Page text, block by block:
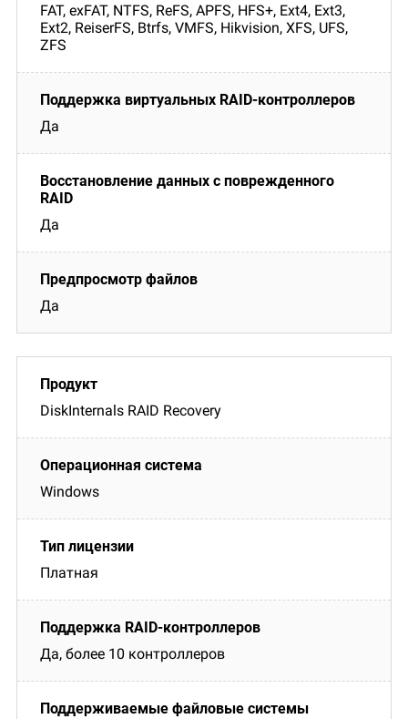
FAT, exFAT, NTFS, ReFS, APFS, HFS+, Ext4, Ext3,
Ext2, ReiserFS, Btrfs, VMFS, Hikvision, XFS, UFS,
ZFS
Да
Да
Да
DiskInternals RAID Recovery
Windows
Платная
Да, более 10 контроллеров